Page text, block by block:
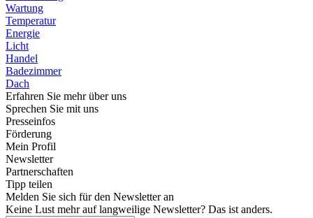
Wartung
Temperatur
Energie
Licht
Handel
Badezimmer
Dach
Erfahren Sie mehr über uns
Sprechen Sie mit uns
Presseinfos
Förderung
Mein Profil
Newsletter
Partnerschaften
Tipp teilen
Melden Sie sich für den Newsletter an
Keine Lust mehr auf langweilige Newsletter? Das ist anders.